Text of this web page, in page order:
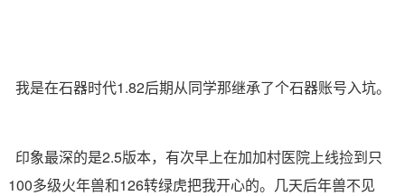
我是在石器时代1.82后期从同学那继承了个石器账号入坑。
印象最深的是2.5版本，有次早上在加加村医院上线捡到只
100多级火年兽和126转绿虎把我开心的。几天后年兽不见